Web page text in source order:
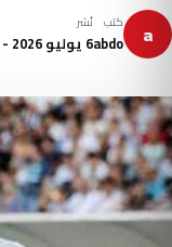
a كتب
abdo
نُشر
6 يوليو 2026 - 7:17 م